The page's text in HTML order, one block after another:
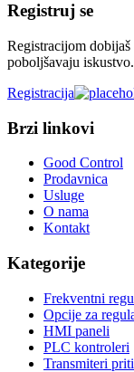
Registruj se
Registracijom
poboljšavaju
Registracija
Brzi linkovi
Good Control
Prodavnica
Usluge
O nama
Kontakt
Kategorije
Frekventni
Opcije za
HMI paneli
PLC kontroleri
Transmiteri